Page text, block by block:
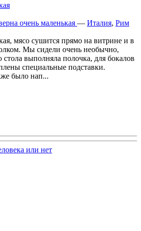
очень маленькая — Италия, Рим
мясо сушится прямо на витрине и в
Мы сидели очень необычно,
выполняла полочка, для бокалов
специальные подставки.
было нап...
или нет